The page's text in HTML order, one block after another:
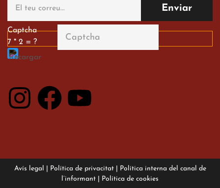
English Festival
13 de març de 2026
Captcha
7 * 2 = ?
Avís legal Política de privacitat| Política interna del canal de
l’informant
Política de cookies